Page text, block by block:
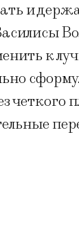
и
к
четкого